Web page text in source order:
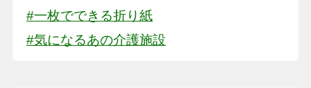
#一枚でできる折り紙
#気になるあの介護施設